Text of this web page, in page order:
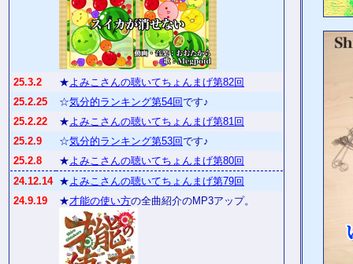
25.3.2 ★よみこさんの聴いてちょんまげ第82回
25.2.25
☆気分的ランキング第54回です♪
25.2.22
★よみこさんの聴いてちょんまげ第81回
25.2.9
☆気分的ランキング第53回です♪
25.2.8
★よみこさんの聴いてちょんまげ第80回
24.12.14 ★よみこさんの聴いてちょんまげ第79回
24.9.19
★才能の使い方の全曲紹介のMP3アップ。